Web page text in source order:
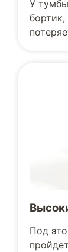
У
бортик,
Под